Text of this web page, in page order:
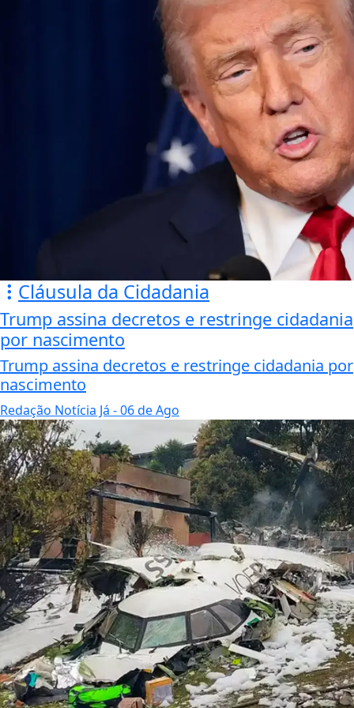
Cláusula da Cidadania
Trump assina decretos e restringe cidadania
por nascimento
Trump assina decretos e restringe cidadania por
nascimento
Redação Notícia Já - 06 de Ago